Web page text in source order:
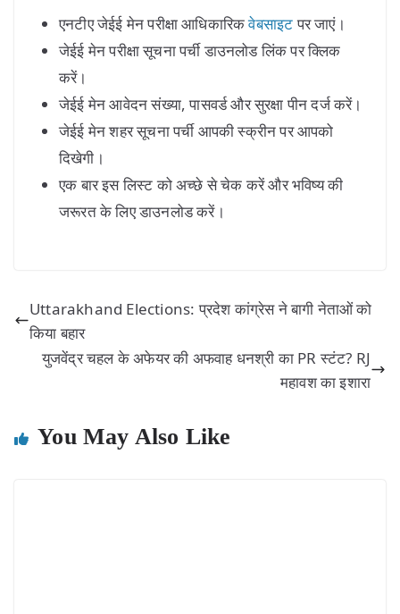
एनटीए जेईई मेन परीक्षा आधिकारिकवेबसाइटपर जाएं।
जेईई मेन परीक्षा सूचना पर्ची डाउनलोड लिंक पर क्लिक
करें।
जेईई मेन आवेदन संख्या, पासवर्ड और सुरक्षा पीन दर्ज करें।
जेईई मेन शहर सूचना पर्ची आपकी स्क्रीन पर आपको
दिखेगी।
एक बार इस लिस्ट को अच्छे से चेक करें और भविष्य की
जरूरत के लिए डाउनलोड करें।
Uttarakhand Elections: प्रदेश कांग्रेस ने बागी नेताओं को
किया बहार
युजवेंद्र चहल के अफेयर की अफवाह धनश्री का PR स्टंट? RJ
महावश का इशारा
You May Also Like